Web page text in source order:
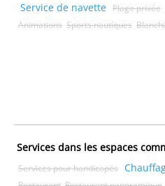
Service de navette Plage privée
Animations Sports nautiques
Services dans les espaces
Services pour handicapés